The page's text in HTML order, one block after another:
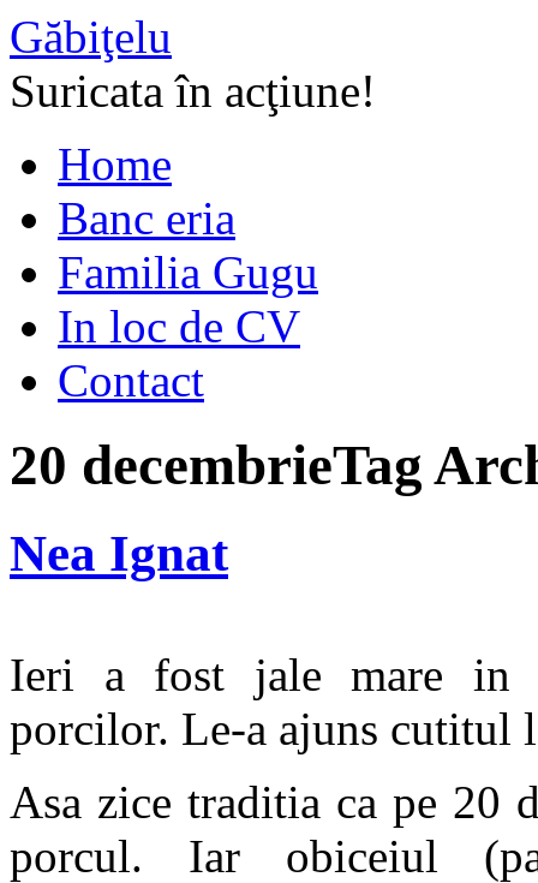
Găbiţelu
Suricata în acţiune!
Home
Banc eria
Familia Gugu
In loc de CV
Contact
20 decembrieTag
Nea Ignat
Ieri a fost jale mare
porcilor. Le-a ajuns cutitul
Asa zice traditia ca pe 20
porcul. Iar obiceiul